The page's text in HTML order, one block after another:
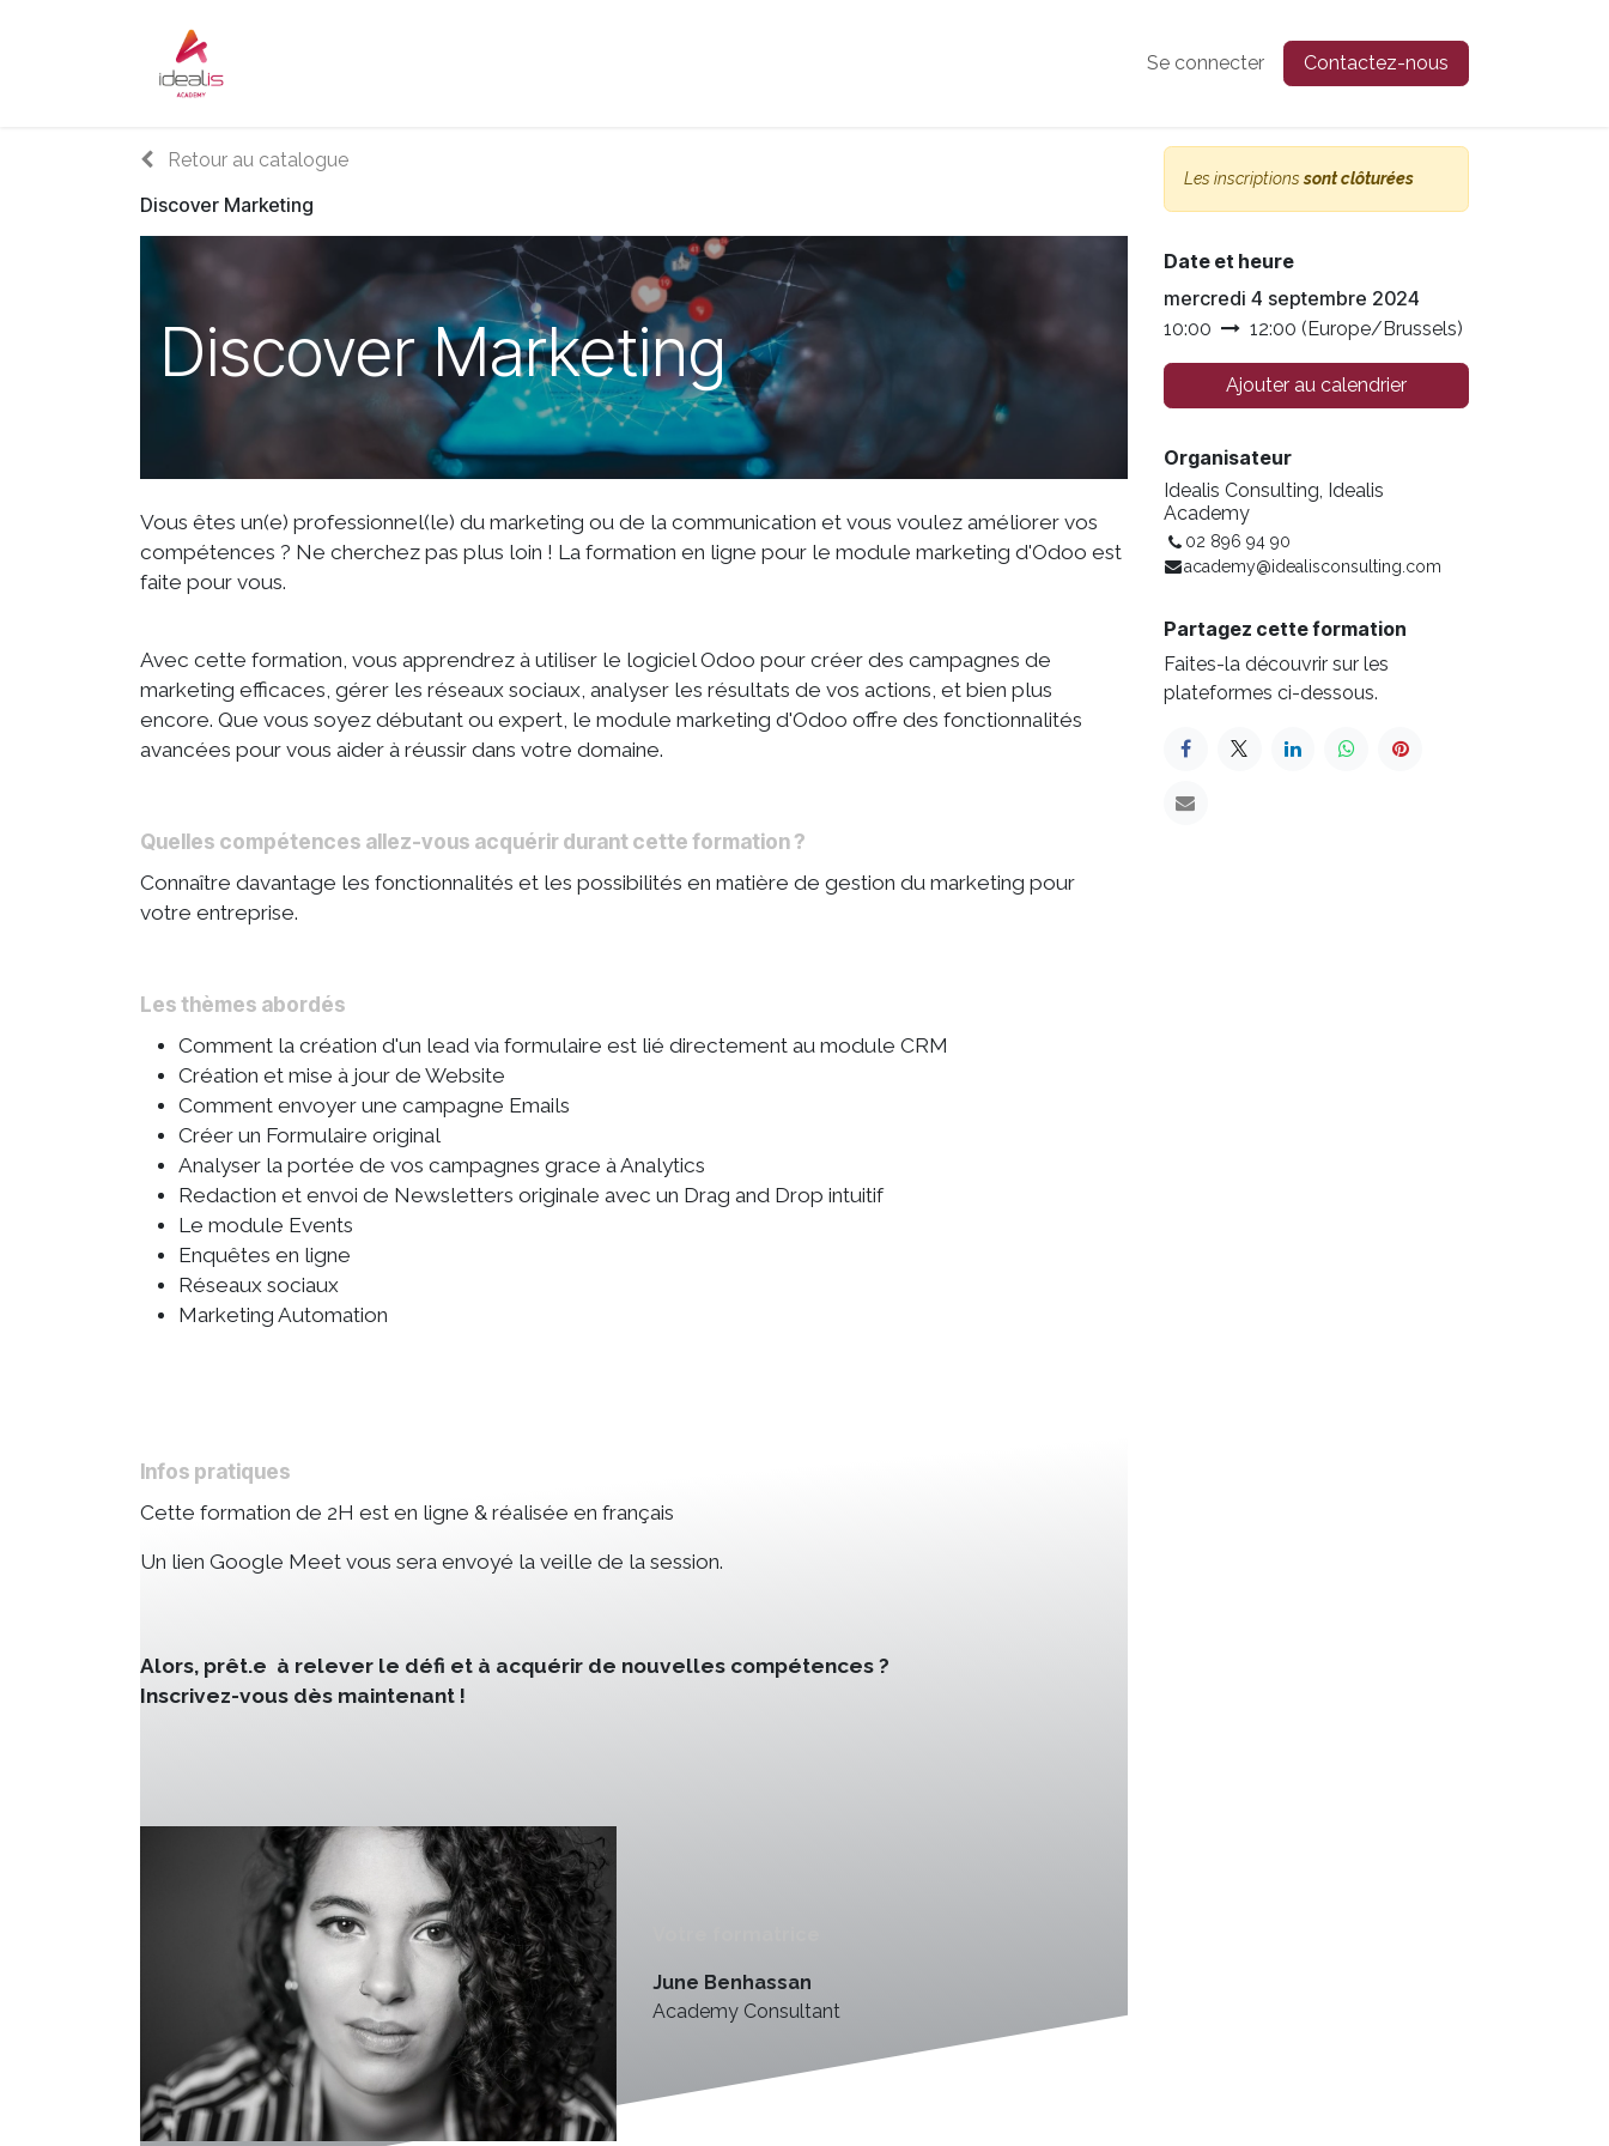
Se connecter Contactez-nous
Retour au catalogue
Discover Marketing
Discover Marketing
Vous êtes un(e) professionnel(le) du marketing ou de la communication et vous voulez améliorer vos
compétences ? Ne cherchez pas plus loin ! La formation en ligne pour le module marketing d'Odoo est
faite pour vous.
Avec cette formation, vous apprendrez à utiliser le logiciel Odoo pour créer des campagnes de
marketing efficaces, gérer les réseaux sociaux, analyser les résultats de vos actions, et bien plus
encore. Que vous soyez débutant ou expert, le module marketing d'Odoo offre des fonctionnalités
avancées pour vous aider à réussir dans votre domaine.
Quelles compétences allez-vous acquérir durant cette formation ?
Connaître davantage les fonctionnalités et les possibilités en matière de gestion du marketing pour
votre entreprise.
Les thèmes abordés
Comment la création d'un lead via formulaire est lié directement au module CRM
Création et mise à jour de Website
Comment envoyer une campagne Emails
Créer un Formulaire original
Analyser la portée de vos campagnes grace à Analytics
Redaction et envoi de Newsletters originale avec un Drag and Drop intuitif
Le module Events
Enquêtes en ligne
Réseaux sociaux
Marketing Automation
Infos pratiques
Cette formation de 2H est en ligne & réalisée en français
Un lien Google Meet vous sera envoyé la veille de la session.
Alors, prêt.e à relever le défi et à acquérir de nouvelles compétences ?
Inscrivez-vous dès maintenant !
June Benhassan
Academy Consultant
Les inscriptionssont clôturées
Date et heure
mercredi 4 septembre 2024
10:00 12:00 (Europe/Brussels)
Ajouter au calendrier
Organisateur
Idealis Consulting, Idealis
Academy
02 896 94 90
academy@idealisconsulting.com
Partagez cette formation
Faites-la découvrir sur les
plateformes ci-dessous.